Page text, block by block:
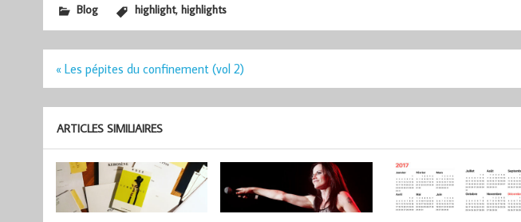
Blog highlight, highlights
Navigation
« Les pépites du confinement (vol 2)
ARTICLES SIMILIAIRES